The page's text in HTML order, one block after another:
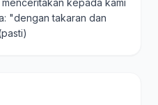
kepada kami
"dengan takaran dan